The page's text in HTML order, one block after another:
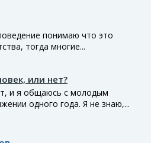
понимаю что это
тогда многие...
или нет?
и я общаюсь с молодым
одного года. Я не знаю,...